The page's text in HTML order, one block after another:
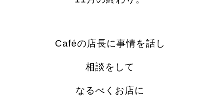
Caféの店長に事情を話し
相談をして
なるべくお店に